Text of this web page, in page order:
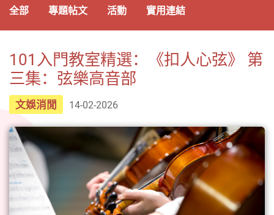
全部 專題帖文 活動 實用連結
101入門教室精選：《扣人心弦》 第
三集：弦樂高音部
文娛消閒 14-02-2026